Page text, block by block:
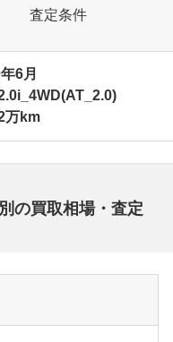
査定条件
6月
万km
の買取相場・査定